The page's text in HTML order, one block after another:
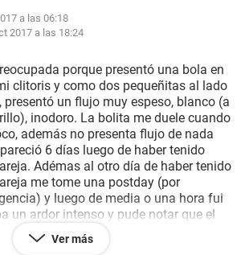
a las 06:18
2017 a las 18:24
porque presentó una bola en
clitoris y como dos pequeñitas al lado
un flujo muy espeso, blanco (a
inodoro. La bolita me duele cuando
además no presenta flujo de nada
6 días luego de haber tenido
Adémas al otro día de haber tenido
me tome una postday (por
y luego de media o una hora fui
un ardor intenso y pude notar que el
entrada de la vagina. Me coloque
el ardor duro pero ahora me aparece
Ver más